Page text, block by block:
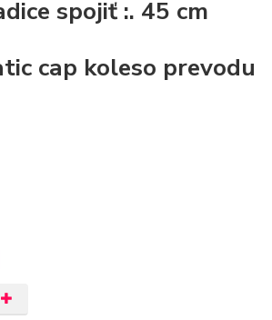
spojiť :. 45 cm
cap koleso prevodu